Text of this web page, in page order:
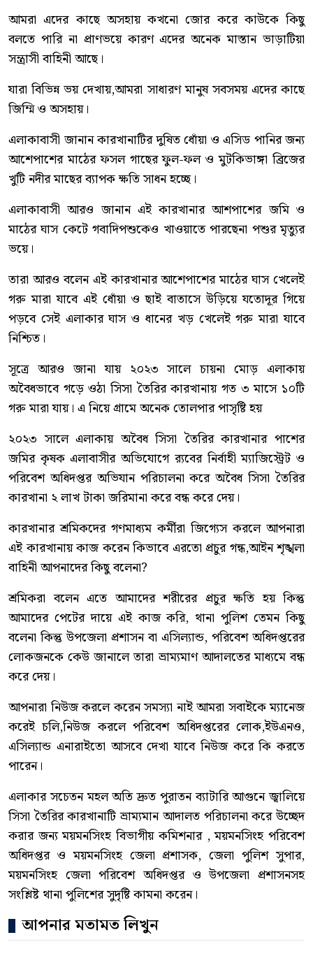
আমরা এদের কাছে অসহায় কখনো জোর করে কাউকে কিছু
বলতে পারি না প্রাণভয়ে কারণ এদের অনেক মাস্তান ভাড়াটিয়া
সন্ত্রাসী বাহিনী আছে।
যারা বিভিন্ন ভয় দেখায়,আমরা সাধারণ মানুষ সবসময় এদের কাছে
জিম্মি ও অসহায়।
এলাকাবাসী জানান কারখানাটির দুষিত ধোঁয়া ও এসিড পানির জন্য
আশেপাশের মাঠের ফসল গাছের ফুল-ফল ও মুটকিভাঙ্গা ব্রিজের
খুটি নদীর মাছের ব্যাপক ক্ষতি সাধন হচ্ছে।
এলাকাবাসী আরও জানান এই কারখানার আশপাশের জমি ও
মাঠের ঘাস কেটে গবাদিপশুকেও খাওয়াতে পারছেনা পশুর মৃত্যুর
ভয়ে।
তারা আরও বলেন এই কারখানার আশেপাশের মাঠের ঘাস খেলেই
গরু মারা যাবে এই ধোঁয়া ও ছাই বাতাসে উড়িয়ে যতোদূর গিয়ে
পড়বে সেই এলাকার ঘাস ও ধানের খড় খেলেই গরু মারা যাবে
নিশ্চিত।
সূত্রে আরও জানা যায় ২০২৩ সালে চায়না মোড় এলাকায়
অবৈধভাবে গড়ে ওঠা সিসা তৈরির কারখানায় গত ৩ মাসে ১০টি
গরু মারা যায়। এ নিয়ে গ্রামে অনেক তোলপার পাসৃষ্টি হয়
২০২৩ সালে এলাকায় অবৈধ সিসা তৈরির কারখানার পাশের
জমির কৃষক এলাবাসীর অভিযোগে র‍্যবের নির্বাহী ম্যাজিস্ট্রেট ও
পরিবেশ অধিদপ্তর অভিযান পরিচালনা করে অবৈধ সিসা তৈরির
কারখানা ২ লাখ টাকা জরিমানা করে বন্ধ করে দেয়।
কারখানার শ্রমিকদের গণমাধ্যম কর্মীরা জিগ্যেস করলে আপনারা
এই কারখানায় কাজ করেন কিভাবে এরতো প্রচুর গন্ধ,আইন শৃঙ্খলা
বাহিনী আপনাদের কিছু বলেনা?
শ্রমিকরা বলেন এতে আমাদের শরীরের প্রচুর ক্ষতি হয় কিন্তু
আমাদের পেটের দায়ে এই কাজ করি, থানা পুলিশ তেমন কিছু
বলেনা কিন্তু উপজেলা প্রশাসন বা এসিল্যান্ড, পরিবেশ অধিদপ্তরের
লোকজনকে কেউ জানালে তারা ভ্রাম্যমাণ আদালতের মাধ্যমে বন্ধ
করে দেয়।
আপনারা নিউজ করলে করেন সমস্যা নাই আমরা সবাইকে ম্যানেজ
করেই চলি,নিউজ করলে পরিবেশ অধিদপ্তরের লোক,ইউএনও,
এসিল্যান্ড এনারাইতো আসবে দেখা যাবে নিউজ করে কি করতে
পারেন।
এলাকার সচেতন মহল অতি দ্রুত পুরাতন ব্যাটারি আগুনে জ্বালিয়ে
সিসা তৈরির কারখানাটি ভ্রাম্যমান আদালত পরিচালনা করে উচ্ছেদ
করার জন্য ময়মনসিংহ বিভাগীয় কমিশনার , ময়মনসিংহ পরিবেশ
অধিদপ্তর ও ময়মনসিংহ জেলা প্রশাসক, জেলা পুলিশ সুপার,
ময়মনসিংহ জেলা পরিবেশ অধিদপ্তর ও উপজেলা প্রশাসনসহ
সংশ্লিষ্ট থানা পুলিশের সুদৃষ্টি কামনা করেন।
আপনার মতামত লিখুন